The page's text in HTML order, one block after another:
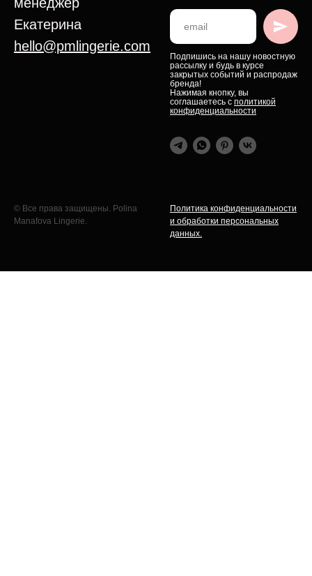
Екатерина
hello@pmlingerie.com
Подпишись на нашу новостную
рассылку и будь в курсе
закрытых событий и распродаж
бренда!
Нажимая кнопку, вы
соглашаетесь с политикой
конфиденциальности
© Все права защищены. Polina
Manafova Lingerie.
Политика конфиденциальности
и обработки персональных
данных.